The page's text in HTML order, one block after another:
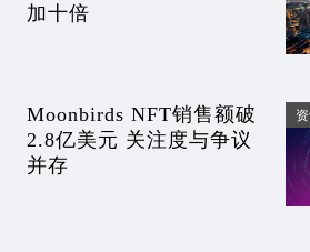
加十倍
Moonbirds NFT销售额破
2.8亿美元 关注度与争议
并存